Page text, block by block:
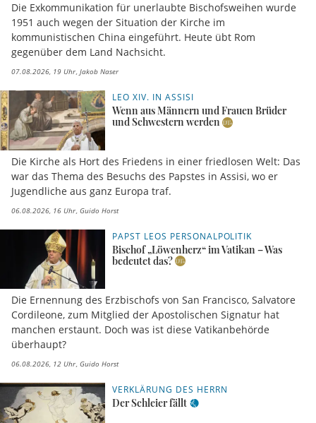
Die Exkommunikation für unerlaubte Bischofsweihen wurde
1951 auch wegen der Situation der Kirche im
kommunistischen China eingeführt. Heute übt Rom
gegenüber dem Land Nachsicht.
07.08.2026, 19 Uhr Jakob Naser
LEO XIV. IN ASSISI
Wenn aus Männern und Frauen Brüder
und Schwestern werden
Die Kirche als Hort des Friedens in einer friedlosen Welt: Das
war das Thema des Besuchs des Papstes in Assisi, wo er
Jugendliche aus ganz Europa traf.
06.08.2026, 16 Uhr Guido Horst
PAPST LEOS PERSONALPOLITIK
Bischof „Löwenherz“ im Vatikan – Was
bedeutet das?
Die Ernennung des Erzbischofs von San Francisco, Salvatore
Cordileone, zum Mitglied der Apostolischen Signatur hat
manchen erstaunt. Doch was ist diese Vatikanbehörde
überhaupt?
06.08.2026, 12 Uhr Guido Horst
VERKLÄRUNG DES HERRN
Der Schleier fällt